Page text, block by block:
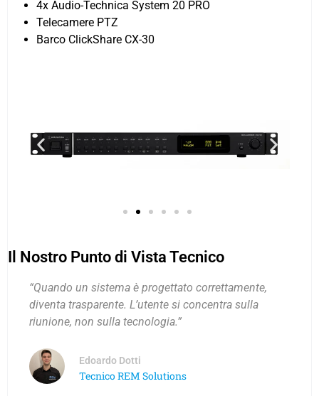
4x Audio-Technica System 20 PRO
Telecamere PTZ
Barco ClickShare CX-30
Il Nostro Punto di Vista Tecnico
“Quando un sistema è progettato correttamente,
diventa trasparente. L’utente si concentra sulla
riunione, non sulla tecnologia.”
Edoardo Dotti
Tecnico REM Solutions